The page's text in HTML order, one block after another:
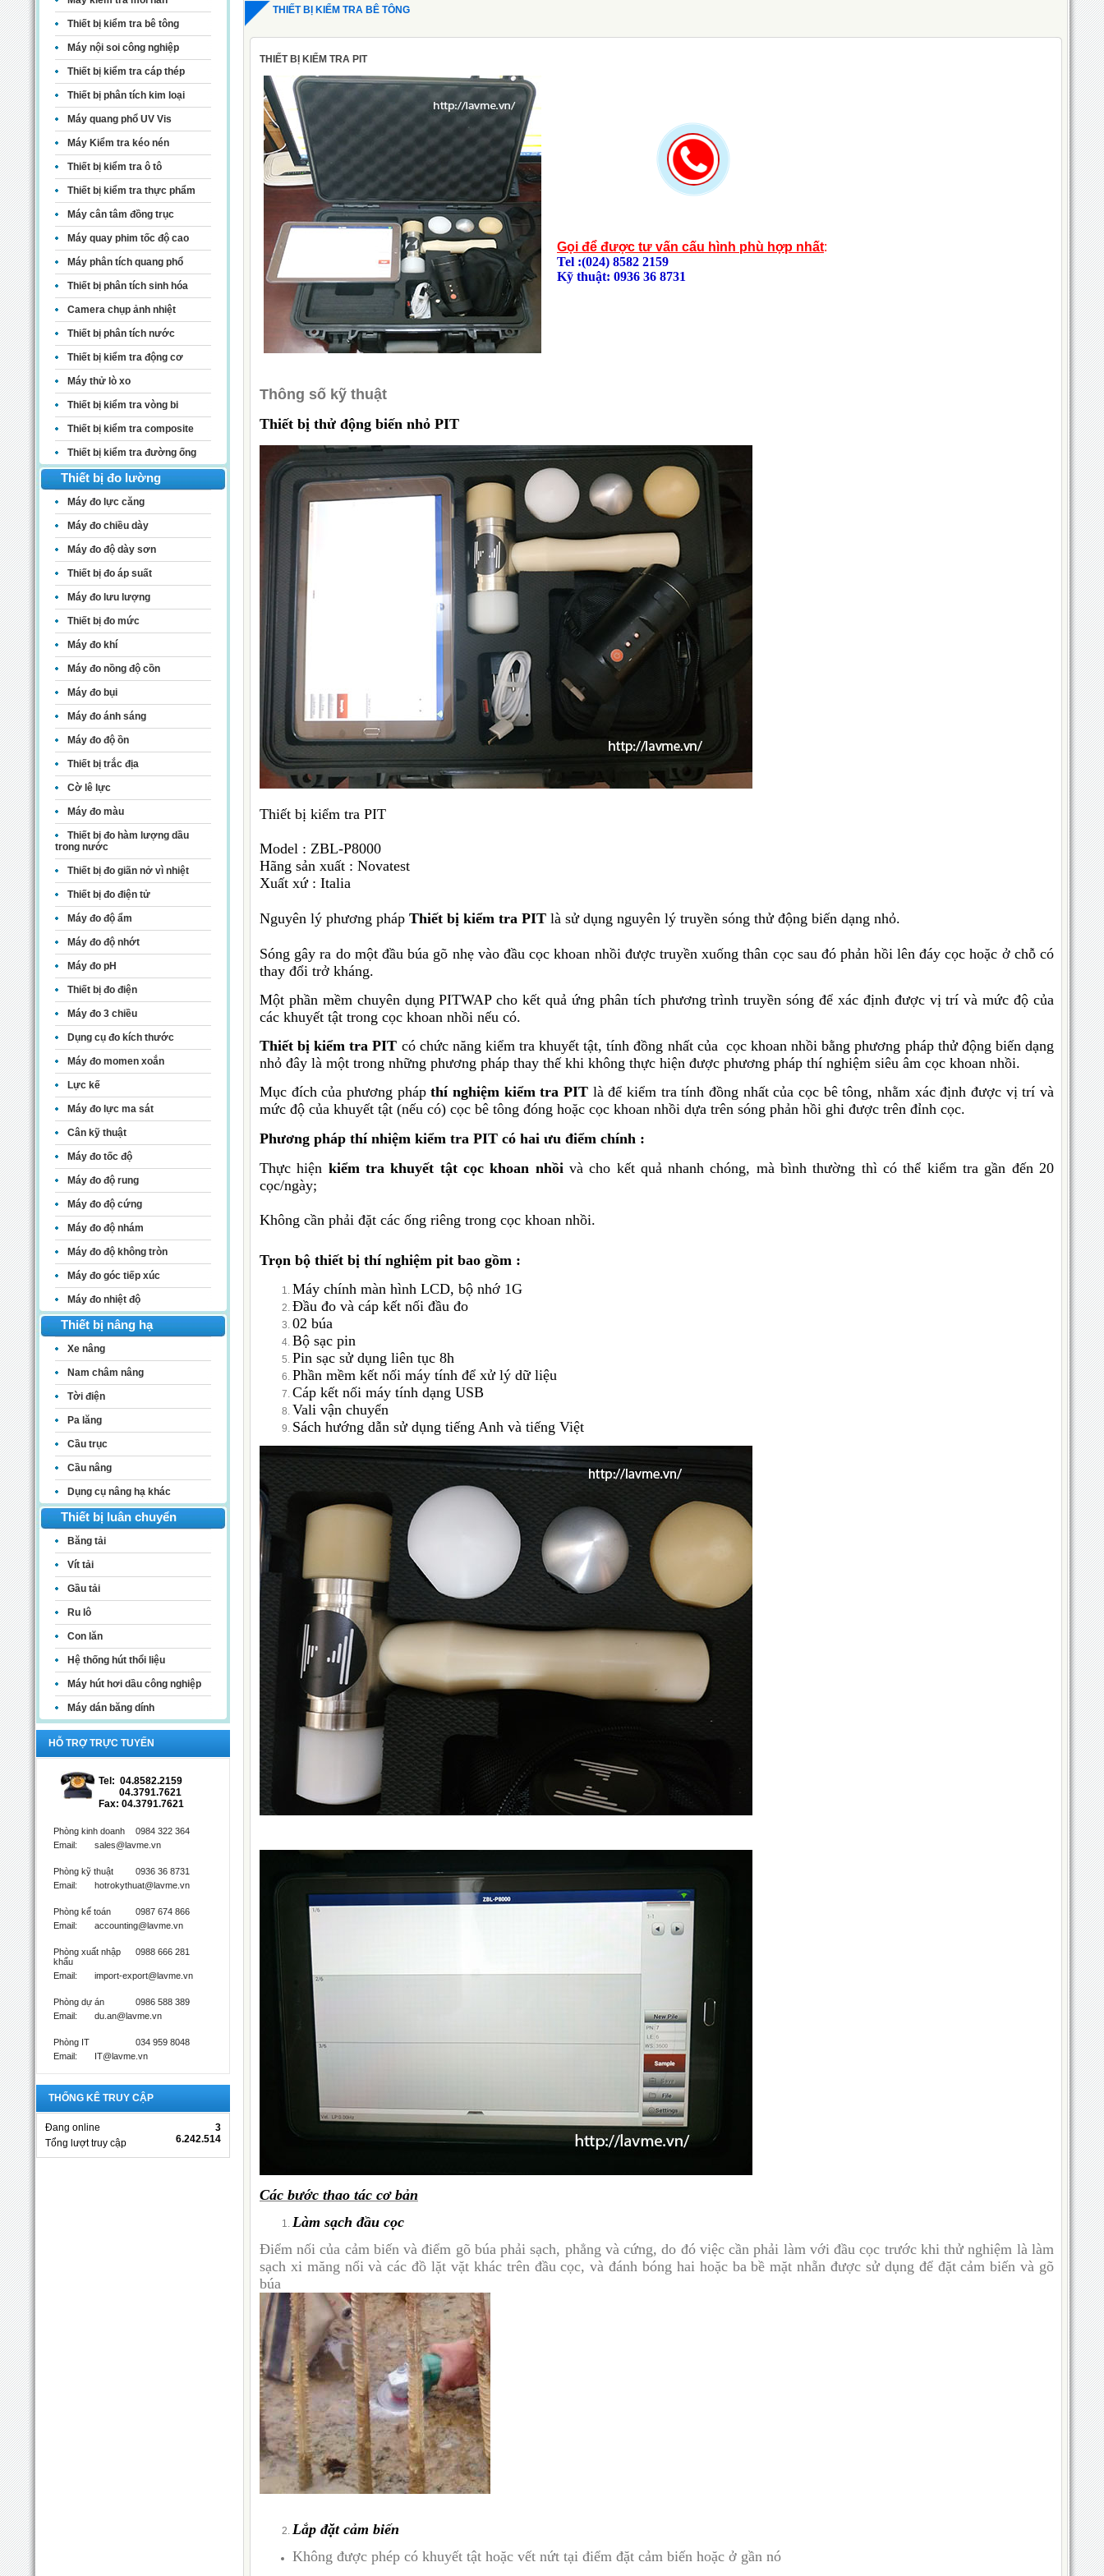
Thiết bị kiểm tra bê tông
Máy nội soi công nghiệp
Thiết bị kiểm tra cáp thép
Thiết bị phân tích kim loại
Máy quang phổ UV Vis
Máy Kiểm tra kéo nén
Thiết bị kiểm tra ô tô
Thiết bị kiểm tra thực phẩm
Máy cân tâm đồng trục
Máy quay phim tốc độ cao
Máy phân tích quang phổ
Thiết bị phân tích sinh hóa
Camera chụp ảnh nhiệt
Thiết bị phân tích nước
Thiết bị kiểm tra động cơ
Máy thử lò xo
Thiết bị kiểm tra vòng bi
Thiết bị kiểm tra composite
Thiết bị kiểm tra đường ống
Thiết bị đo lường
Máy đo lực căng
Máy đo chiều dày
Máy đo độ dày sơn
Thiết bị đo áp suất
Máy đo lưu lượng
Thiết bị đo mức
Máy đo khí
Máy đo nồng độ cồn
Máy đo bụi
Máy đo ánh sáng
Máy đo độ ồn
Thiết bị trắc địa
Cờ lê lực
Máy đo màu
Thiết bị đo hàm lượng dầu
trong nước
Thiết bị đo giãn nở vì nhiệt
Thiết bị đo điện tử
Máy đo độ ẩm
Máy đo độ nhớt
Máy đo pH
Thiết bị đo điện
Máy đo 3 chiều
Dụng cụ đo kích thước
Máy đo momen xoắn
Lực kế
Máy đo lực ma sát
Cân kỹ thuật
Máy đo tốc độ
Máy đo độ rung
Máy đo độ cứng
Máy đo độ nhám
Máy đo độ không tròn
Máy đo góc tiếp xúc
Máy đo nhiệt độ
Thiết bị nâng hạ
Xe nâng
Nam châm nâng
Tời điện
Pa lăng
Cầu trục
Cầu nâng
Dụng cụ nâng hạ khác
Thiết bị luân chuyển
Băng tải
Vít tải
Gầu tải
Ru lô
Con lăn
Hệ thống hút thổi liệu
Máy hút hơi dầu công nghiệp
Máy dán băng dính
HỖ TRỢ TRỰC TUYẾN
Tel: 04.8582.2159
04.3791.7621
Fax: 04.3791.7621
Phòng kinh doanh
0984 322 364
Email:
sales@lavme.vn
Phòng kỹ thuật
0936 36 8731
Email:
hotrokythuat@lavme.vn
Phòng kế toán
0987 674 866
Email:
accounting@lavme.vn
Phòng xuất nhập
khẩu
0988 666 281
Email: import-export@lavme.vn
Phòng dự án
0986 588 389
Email:
du.an@lavme.vn
Phòng IT
034 959 8048
Email:
IT@lavme.vn
THỐNG KÊ TRUY CẬP
Đang online
3
Tổng lượt truy cập
6.242.514
THIẾT BỊ KIỂM TRA BÊ TÔNG
THIẾT BỊ KIỂM TRA PIT
Gọi để được tư vấn cấu hình phù hợp nhất:
Tel :(024) 8582 2159
Kỹ thuật: 0936 36 8731
Thông số kỹ thuật
Thiết bị thử động biến nhỏ PIT
Thiết bị kiểm tra PIT
Model : ZBL-P8000
Hãng sản xuất : Novatest
Xuất xứ : Italia
Nguyên lý phương pháp Thiết bị kiểm tra PITlà sử dụng nguyên lý truyền sóng thử động biến dạng nhỏ.
Sóng gây ra do một đầu búa gõ nhẹ vào đầu cọc khoan nhồi được truyền xuống thân cọc sau đó phản hồi lên đáy cọc hoặc ở chỗ có
thay đổi trở kháng.
Một phần mềm chuyên dụng PITWAP cho kết quả ứng phân tích phương trình truyền sóng để xác định được vị trí và mức độ của
các khuyết tật trong cọc khoan nhồi nếu có.
Thiết bị kiểm tra PIT có chức năng kiểm tra khuyết tật, tính đồng nhất của cọc khoan nhồi bằng phương pháp thử động biến dạng
nhỏ đây là một trong những phương pháp thay thế khi không thực hiện được phương pháp thí nghiệm siêu âm cọc khoan nhồi.
Mục đích của phương phápthí nghiệm kiểm tra PIT là để kiểm tra tính đồng nhất của cọc bê tông, nhằm xác định được vị trí và
mức độ của khuyết tật (nếu có) cọc bê tông đóng hoặc cọc khoan nhồi dựa trên sóng phản hồi ghi được trên đỉnh cọc.
Phương pháp thí nhiệm kiểm tra PIT có hai ưu điểm chính :
Thực hiện kiểm tra khuyết tật cọc khoan nhồi và cho kết quả nhanh chóng, mà bình thường thì có thể kiểm tra gần đến 20
cọc/ngày;
Không cần phải đặt các ống riêng trong cọc khoan nhồi.
Trọn bộ thiết bị thí nghiệm pit bao gồm :
Máy chính màn hình LCD, bộ nhớ 1G
Đầu đo và cáp kết nối đầu đo
02 búa
Bộ sạc pin
Pin sạc sử dụng liên tục 8h
Phần mềm kết nối máy tính để xử lý dữ liệu
Cáp kết nối máy tính dạng USB
Vali vận chuyển
Sách hướng dẫn sử dụng tiếng Anh và tiếng Việt
Các bước thao tác cơ bản
Làm sạch đầu cọc
Điểm nối của cảm biến và điểm gõ búa phải sạch, phẳng và cứng, do đó việc cần phải làm với đầu cọc trước khi thử nghiệm là làm
sạch xi măng nổi và các đồ lặt vặt khác trên đầu cọc, và đánh bóng hai hoặc ba bề mặt nhẵn được sử dụng để đặt cảm biến và gõ
búa
Lắp đặt cảm biến
Không được phép có khuyết tật hoặc vết nứt tại điểm đặt cảm biến hoặc ở gần nó